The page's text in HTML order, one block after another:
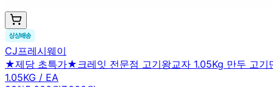
CJ프레시웨이
★제당 초특가★크레잇 전문점 고기왕교자 1.05Kg 만두 고기
1.05KG / EA